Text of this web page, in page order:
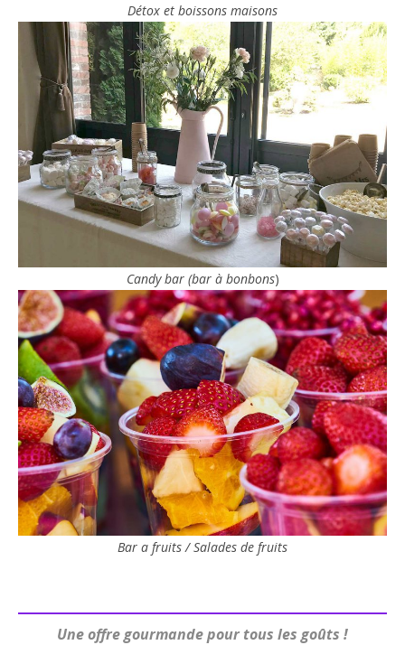
Détox et boissons maisons
Candy bar (bar à bonbons)
Bar a fruits / Salades de fruits
Une offre gourmande pour tous les goûts !